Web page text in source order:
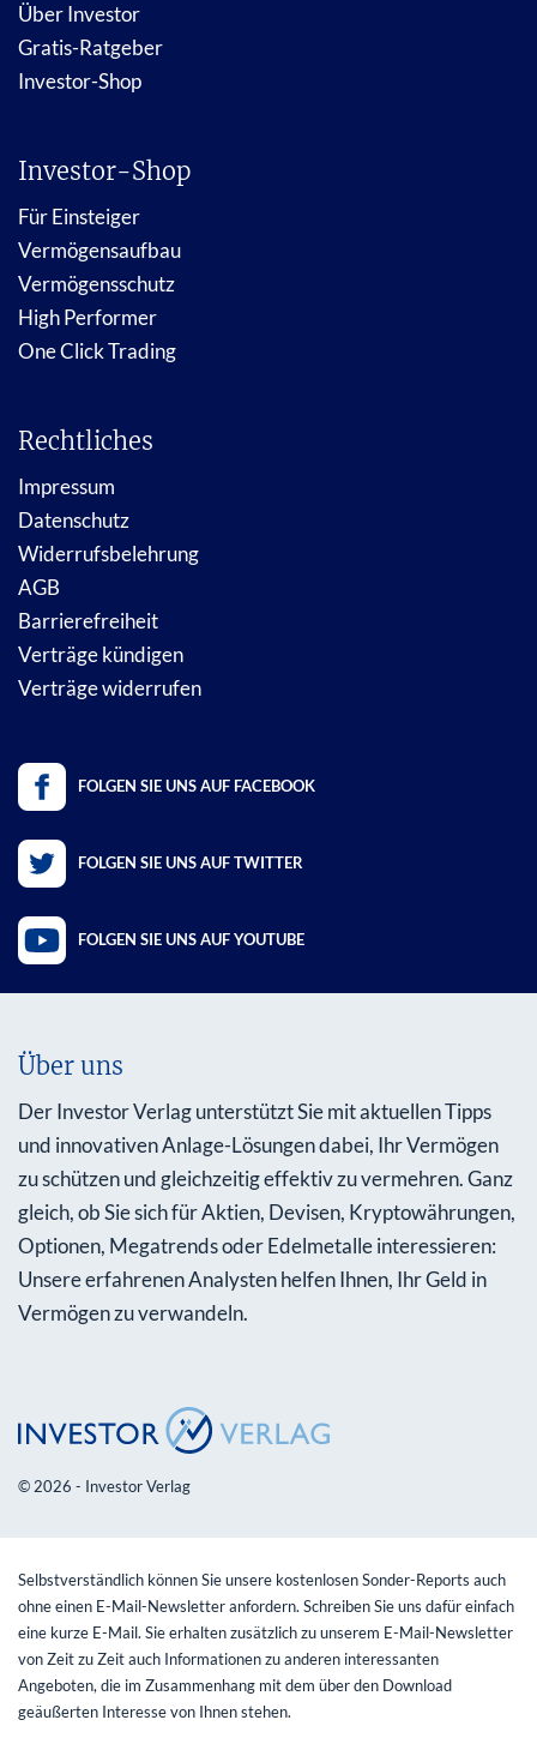
Über Investor
Gratis-Ratgeber
Investor-Shop
Investor-Shop
Für Einsteiger
Vermögensaufbau
Vermögensschutz
High Performer
One Click Trading
Rechtliches
Impressum
Datenschutz
Widerrufsbelehrung
AGB
Barrierefreiheit
Verträge kündigen
Verträge widerrufen
FOLGEN SIE UNS AUF FACEBOOK
FOLGEN SIE UNS AUF TWITTER
FOLGEN SIE UNS AUF YOUTUBE
Über uns
Der Investor Verlag unterstützt Sie mit aktuellen Tipps
und innovativen Anlage-Lösungen dabei, Ihr Vermögen
zu schützen und gleichzeitig effektiv zu vermehren. Ganz
gleich, ob Sie sich für Aktien, Devisen, Kryptowährungen,
Optionen, Megatrends oder Edelmetalle interessieren:
Unsere erfahrenen Analysten helfen Ihnen, Ihr Geld in
Vermögen zu verwandeln.
© 2026 - Investor Verlag
Selbstverständlich können Sie unsere kostenlosen Sonder-Reports auch
ohne einen E-Mail-Newsletter anfordern. Schreiben Sie uns dafür einfach
eine kurze E-Mail. Sie erhalten zusätzlich zu unserem E-Mail-Newsletter
von Zeit zu Zeit auch Informationen zu anderen interessanten
Angeboten, die im Zusammenhang mit dem über den Download
geäußerten Interesse von Ihnen stehen.